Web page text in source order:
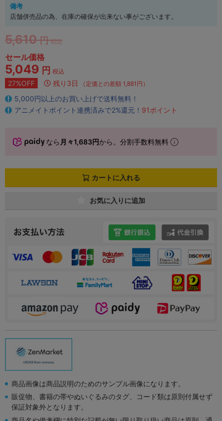
備考
店舗併売品の為、在庫の確保が出来ない事がございます。
5,610 円 税込
セール価格
5,049 円 税込
27%OFF 残り3日 （定価との差額 1,881円）
5,000円以上のお買い上げで送料無料！
アニメイトポイント連携済みで2%還元！ 91ポイント
なら 月々1,683円から。分割手数料無料
カートに入れる
お気に入りに追加
商品画像は商品説明のためのサンプル画像になります。
販促物、書籍の帯やぬいぐるみのタグ、コード類は原則付属せず
保証対象外となります。